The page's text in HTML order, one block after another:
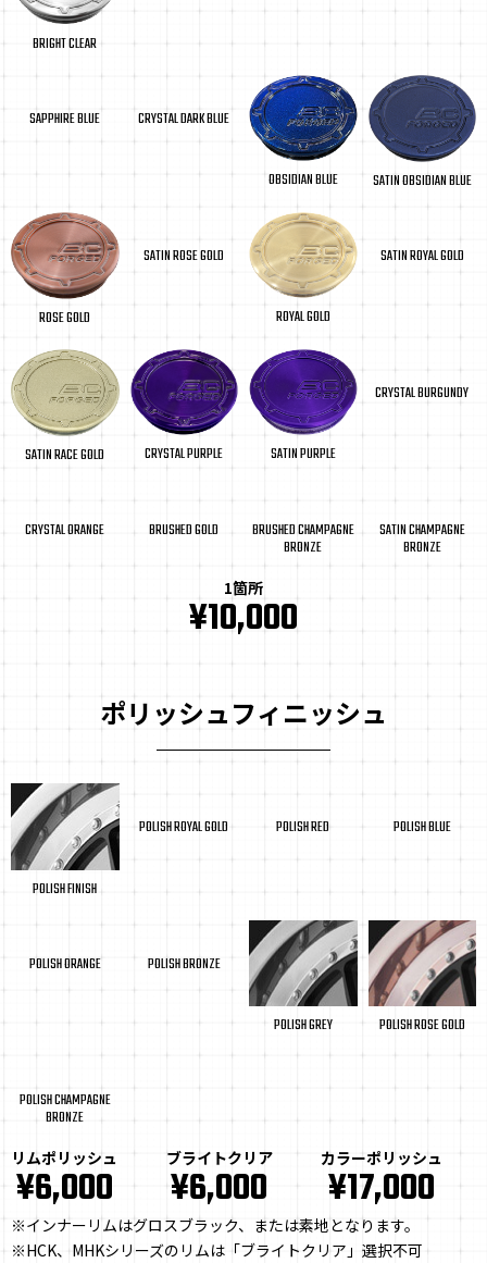
BRIGHT CLEAR
SAPPHIRE BLUE CRYSTAL DARK BLUE
OBSIDIAN BLUE SATIN OBSIDIAN BLUE
ROSE GOLD
SATIN ROSE GOLD
ROYAL GOLD
SATIN ROYAL GOLD
SATIN RACE GOLD CRYSTAL PURPLE SATIN PURPLE
CRYSTAL BURGUNDY
CRYSTAL ORANGE BRUSHED GOLD
BRUSHED CHAMPAGNE
BRONZE
SATIN CHAMPAGNE
BRONZE
1箇所
¥10,000
ポリッシュフィニッシュ
POLISH FINISH
POLISH ROYAL GOLD POLISH RED POLISH BLUE
POLISH ORANGE POLISH BRONZE
POLISH GREY POLISH ROSE GOLD
POLISH CHAMPAGNE
BRONZE
リムポリッシュ
¥6,000
ブライトクリア
¥6,000
カラーポリッシュ
¥17,000
※インナーリムはグロスブラック、または素地となります。
※HCK、MHKシリーズのリムは「ブライトクリア」選択不可